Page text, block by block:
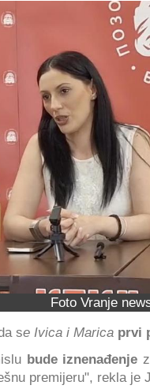
Foto Vranje
se Ivica i Marica prvi
bude iznenađenje
premijeru", rekla je